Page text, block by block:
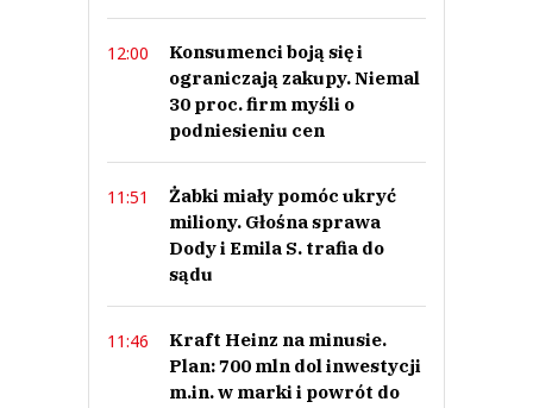
12:00
Konsumenci boją się i
ograniczają zakupy. Niemal
30 proc. firm myśli o
podniesieniu cen
11:51
Żabki miały pomóc ukryć
miliony. Głośna sprawa
Dody i Emila S. trafia do
sądu
11:46
Kraft Heinz na minusie.
Plan: 700 mln dol inwestycji
m.in. w marki i powrót do